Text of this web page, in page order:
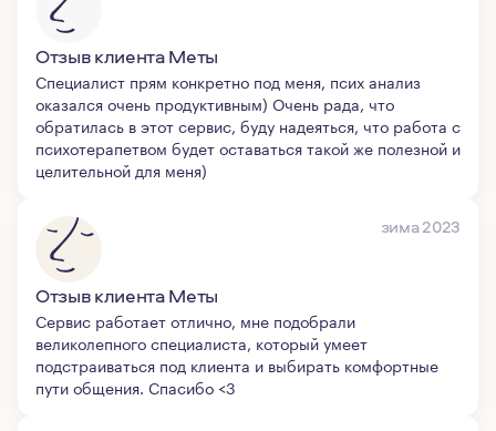
Отзыв клиента Меты
Специалист прям конкретно под меня, псих анализ
оказался очень продуктивным) Очень рада, что
обратилась в этот сервис, буду надеяться, что работа с
психотерапетвом будет оставаться такой же полезной и
целительной для меня)
зима 2023
Отзыв клиента Меты
Сервис работает отлично, мне подобрали
великолепного специалиста, который умеет
подстраиваться под клиента и выбирать комфортные
пути общения. Спасибо <3